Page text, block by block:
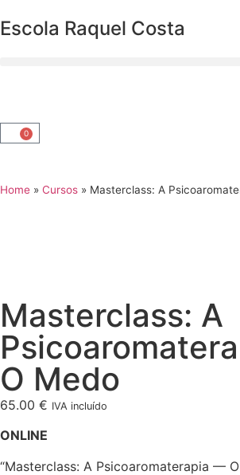
Escola Raquel Costa
0
Home » Cursos » Masterclass: A
Masterclass: A
O Medo
65.00 € IVA incluído
ONLINE
“Masterclass: A Psicoaromaterapia —